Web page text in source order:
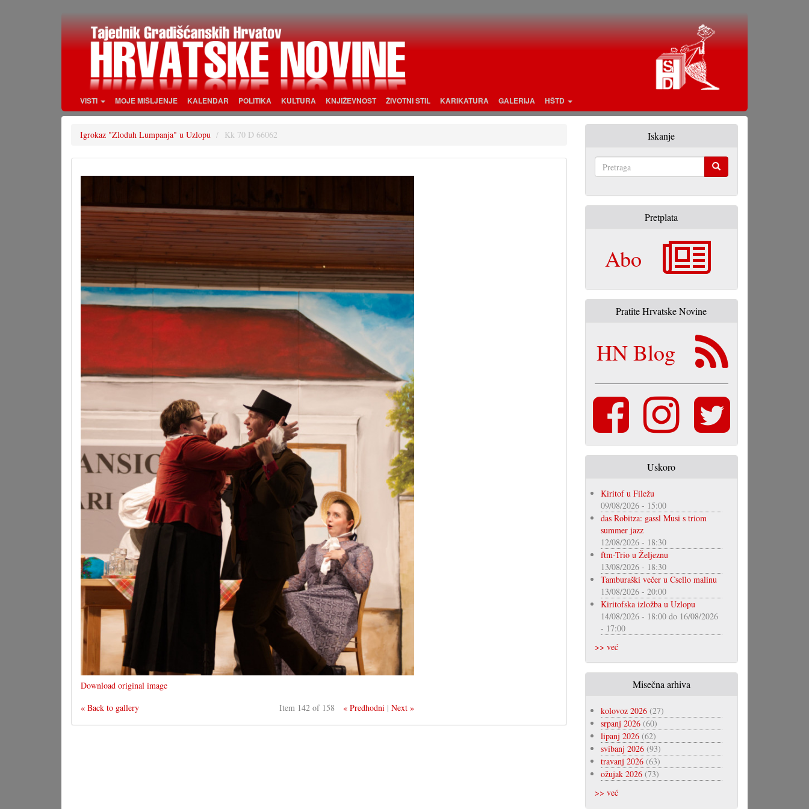
VISTI MOJE MIŠLJENJE KALENDAR POLITIKA KULTURA KNJIŽEVNOST ŽIVOTNI STIL KARIKATURA GALERIJA HŠTD
Igrokaz "Zloduh Lumpanja" u Uzlopu Kk 70 D 66062
Download original image
« Back to gallery
Item 142 of 158 « Predhodni |Next »
Iskanje
Pretplata
Abo
Pratite Hrvatske Novine
HN Blog
Uskoro
Kiritof u Filežu
09/08/2026 - 15:00
das Robitza: gassl Musi s triom
summer jazz
12/08/2026 - 18:30
ftm-Trio u Željeznu
13/08/2026 - 18:30
Tamburaški večer u Csello malinu
13/08/2026 - 20:00
Kiritofska izložba u Uzlopu
14/08/2026 - 18:00do 16/08/2026
- 17:00
>> već
Misečna arhiva
kolovoz 2026(27)
srpanj 2026(60)
lipanj 2026(62)
svibanj 2026(93)
travanj 2026(63)
ožujak 2026(73)
>> već